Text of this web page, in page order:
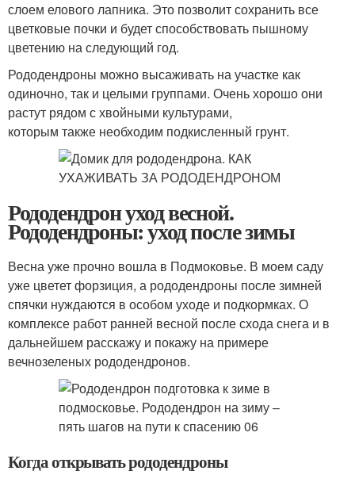
слоем елового лапника. Это позволит сохранить все
цветковые почки и будет способствовать пышному
цветению на следующий год.
Рододендроны можно высаживать на участке как
одиночно, так и целыми группами. Очень хорошо они
растут рядом с хвойными культурами,
которым также необходим подкисленный грунт.
Рододендрон уход весной.
Рододендроны: уход после зимы
Весна уже прочно вошла в Подмоковье. В моем саду
уже цветет форзиция, а рододендроны после зимней
спячки нуждаются в особом уходе и подкормках. О
комплексе работ ранней весной после схода снега и в
дальнейшем расскажу и покажу на примере
вечнозеленых рододендронов.
Когда открывать рододендроны